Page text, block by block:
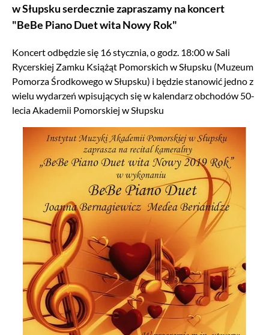
w Słupsku serdecznie zapraszamy na koncert
"BeBe Piano Duet wita Nowy Rok"
Koncert odbędzie się 16 stycznia, o godz. 18:00 w Sali
Rycerskiej Zamku Książąt Pomorskich w Słupsku (Muzeum
Pomorza Środkowego w Słupsku) i będzie stanowić jedno z
wielu wydarzeń wpisujących się w kalendarz obchodów 50-
lecia Akademii Pomorskiej w Słupsku